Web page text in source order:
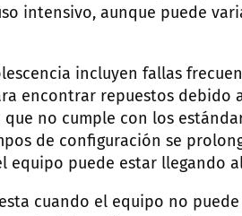
intensivo, aunque puede
incluyen fallas
encontrar repuestos debido
no cumple con los
de configuración se
equipo puede estar llegando
cuando el equipo no